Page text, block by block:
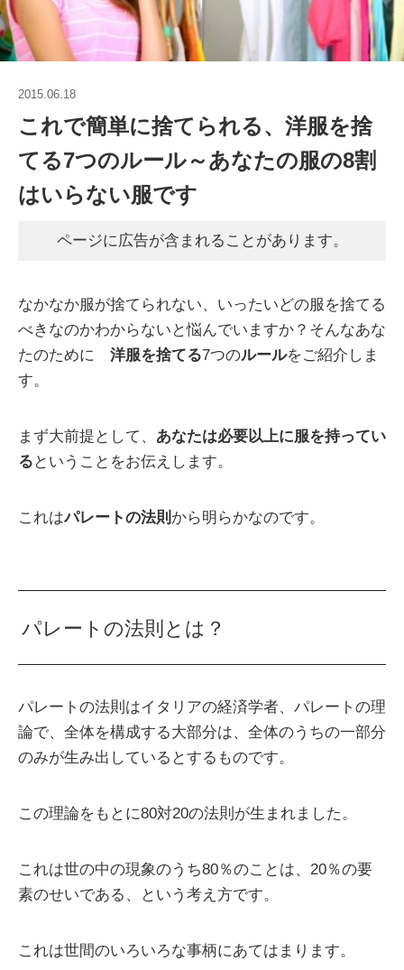
2015.06.18
これで簡単に捨てられる、洋服を捨
てる7つのルール～あなたの服の8割
はいらない服です
ページに広告が含まれることがあります。
なかなか服が捨てられない、いったいどの服を捨てる
べきなのかわからないと悩んでいますか？そんなあな
たのために 洋服を捨てる7つのルールをご紹介しま
す。
まず大前提として、 あなたは必要以上に服を持ってい
る ということをお伝えします。
これはパレートの法則 から明らかなのです。
パレートの法則とは？
パレートの法則はイタリアの経済学者、パレートの理
論で、全体を構成する大部分は、全体のうちの一部分
のみが生み出しているとするものです。
この理論をもとに80対20の法則が生まれました。
これは世の中の現象のうち80％のことは、20％の要
素のせいである、という考え方です。
これは世間のいろいろな事柄にあてはまります。